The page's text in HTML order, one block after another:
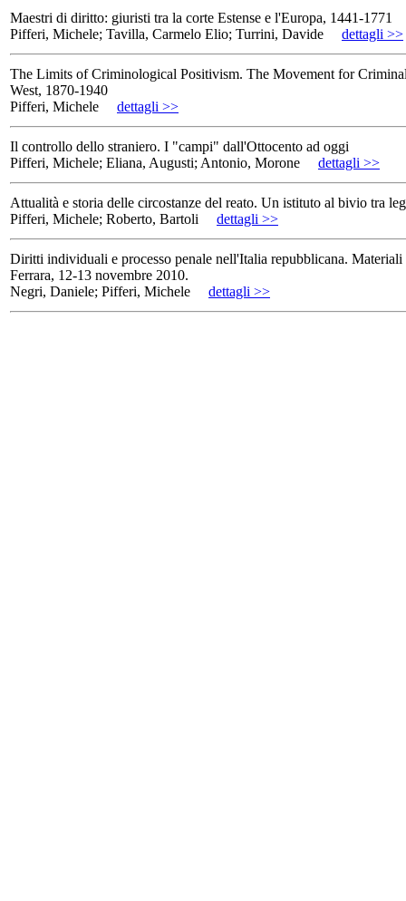
Maestri di diritto: giuristi tra la corte Estense e l'Europa, 1441-1771
Pifferi, Michele; Tavilla, Carmelo Elio; Turrini, Davide
dettagli >>
The Limits of Criminological Positivism. The Movement for
West, 1870-1940
Pifferi, Michele
dettagli >>
Il controllo dello straniero. I "campi" dall'Ottocento ad oggi
Pifferi, Michele; Eliana, Augusti; Antonio, Morone
dettagli >>
Attualità e storia delle circostanze del reato. Un istituto al bivio tra
Pifferi, Michele; Roberto, Bartoli
dettagli >>
Diritti individuali e processo penale nell'Italia repubblicana.
Ferrara, 12-13 novembre 2010.
Negri, Daniele; Pifferi, Michele
dettagli >>